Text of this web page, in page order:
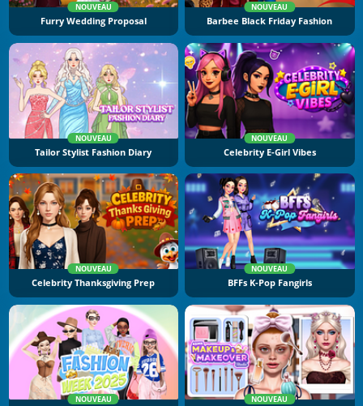
NOUVEAU
Furry Wedding Proposal
NOUVEAU
Barbee Black Friday Fashion
NOUVEAU
Tailor Stylist Fashion Diary
NOUVEAU
Celebrity E-Girl Vibes
NOUVEAU
Celebrity Thanksgiving Prep
NOUVEAU
BFFs K-Pop Fangirls
NOUVEAU NOUVEAU